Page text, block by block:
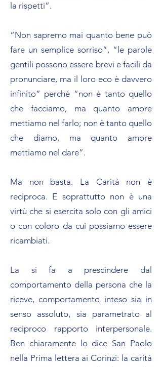
la rispetti”.
“Non sapremo mai quanto bene può
fare un semplice sorriso”, “le parole
gentili possono essere brevi e facili da
pronunciare, ma il loro eco è davvero
infinito” perché “non è tanto quello
che facciamo, ma quanto amore
mettiamo nel farlo; non è tanto quello
che diamo, ma quanto amore
mettiamo nel dare”.
Ma non basta. La Carità non è
reciproca. E soprattutto non è una
virtù che si esercita solo con gli amici
o con coloro da cui possiamo essere
ricambiati.
La si fa a prescindere dal
comportamento della persona che la
riceve, comportamento inteso sia in
senso assoluto, sia parametrato al
reciproco rapporto interpersonale.
Ben chiaramente lo dice San Paolo
nella Prima lettera ai Corinzi: la carità